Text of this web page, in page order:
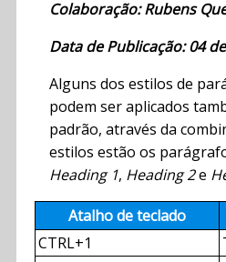
Colaboração: Rubens
Data de Publicação: 04
Alguns dos estilos de
podem ser aplicados
padrão, através da
estilos estão os
Heading 1, Heading 2e
Atalho de teclado
CTRL+1